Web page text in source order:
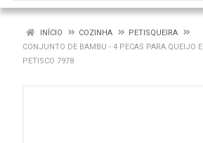
INÍCIO COZINHA
PETISQUEIRA
CONJUNTO DE BAMBU - 4 PECAS PARA QUEIJO E
PETISCO 7978